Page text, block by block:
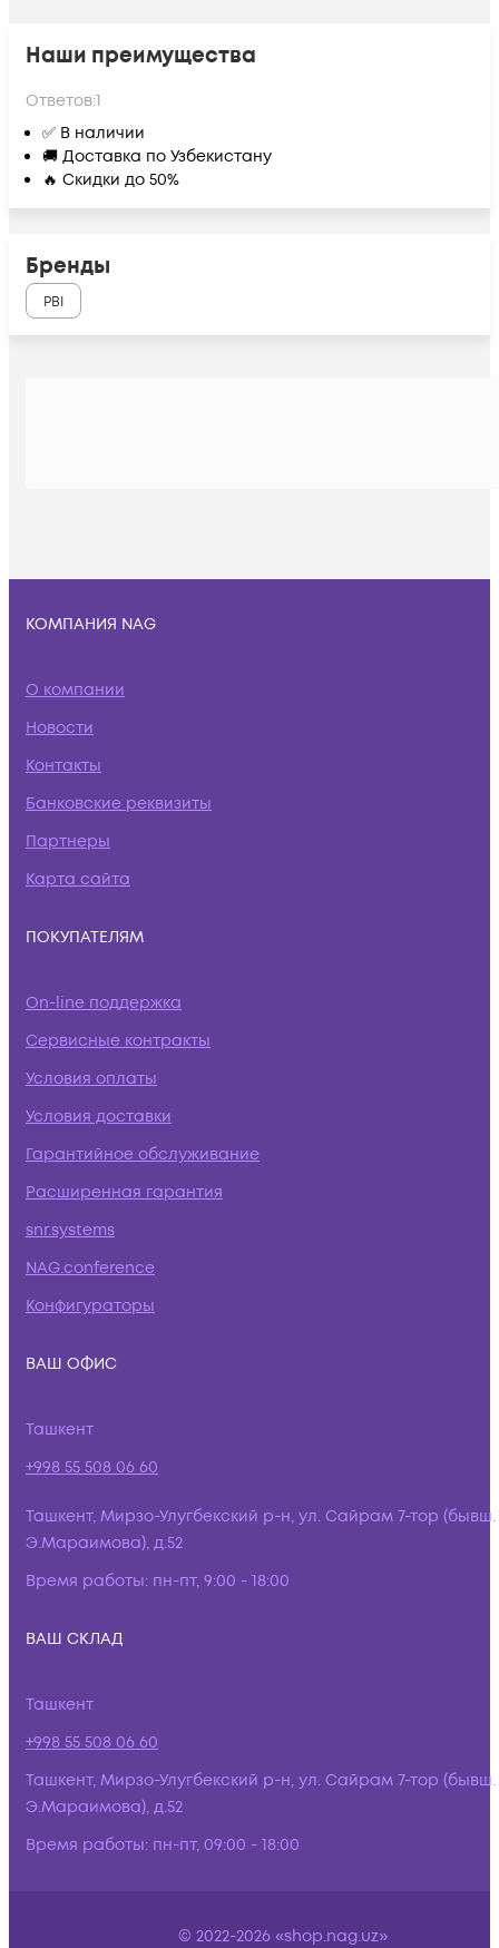
Наши преимущества
Ответов:1
✅ В наличии
🚚 Доставка по Узбекистану
🔥 Скидки до 50%
Бренды
PBI
КОМПАНИЯ NAG
О компании
Новости
Контакты
Банковские реквизиты
Партнеры
Карта сайта
ПОКУПАТЕЛЯМ
On-line поддержка
Сервисные контракты
Условия оплаты
Условия доставки
Гарантийное обслуживание
Расширенная гарантия
snr.systems
NAG.conference
Конфигураторы
ВАШ ОФИС
Ташкент
+998 55 508 06 60
Ташкент, Мирзо-Улугбекский р-н, ул. Сайрам 7-тор (бывш.
Э.Мараимова), д.52
Время работы: пн-пт, 9:00 - 18:00
ВАШ СКЛАД
Ташкент
+998 55 508 06 60
Ташкент, Мирзо-Улугбекский р-н, ул. Сайрам 7-тор (бывш.
Э.Мараимова), д.52
Время работы: пн-пт, 09:00 - 18:00
© 2022-2026 «shop.nag.uz»